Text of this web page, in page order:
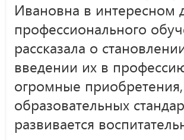
Ивановна в интересном
профессионального
рассказала о
введении их в
огромные
образовательных
развивается